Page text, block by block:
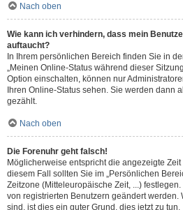
Nach oben
Wie kann ich verhindern, dass mein
auftaucht?
In Ihrem persönlichen Bereich finden Sie in
„Meinen Online-Status während dieser
Option einschalten, können nur
Ihren Online-Status sehen. Sie werden dann
gezählt.
Nach oben
Die Forenuhr geht falsch!
Möglicherweise entspricht die angezeigte
diesem Fall sollten Sie im „Persönlichen
Zeitzone (Mitteleuropäische Zeit, ...)
von registrierten Benutzern geändert werden.
sind, ist dies ein guter Grund, dies jetzt zu tun.